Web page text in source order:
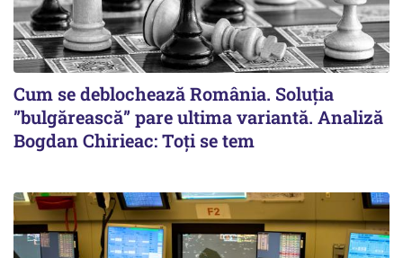
Cum se deblochează România. Soluția
”bulgărească” pare ultima variantă. Analiză
Bogdan Chirieac: Toți se tem